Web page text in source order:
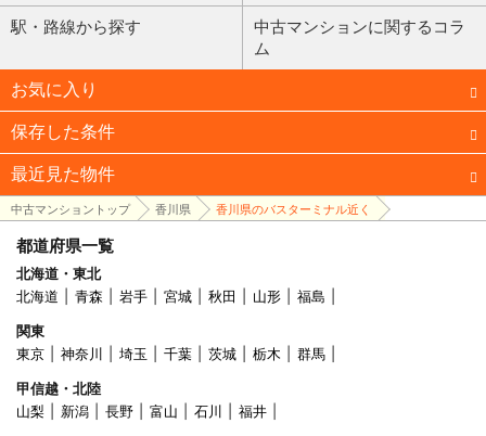
駅・路線から探す
中古マンションに関するコラ
ム
お気に入り
保存した条件
最近見た物件
中古マンショントップ 香川県 香川県のバスターミナル近く
都道府県一覧
北海道・東北
北海道
青森 岩手 宮城 秋田 山形
福島
関東
東京
神奈川 埼玉 千葉 茨城 栃木
群馬
甲信越・北陸
山梨
新潟 長野 富山 石川
福井